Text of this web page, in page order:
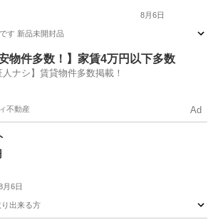
8月6日
す 新品未開封品
ポット
安物件多数！】家賃4万円以下多数
人ナシ】賃貸物件多数掲載！
不動産 Ad
月6日
出来る方